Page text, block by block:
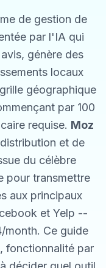
de gestion de
par l'IA qui
génère des
locaux
géographique
par 100
requise. Moz
et de
du célèbre
pour transmettre
aux principaux
et Yelp --
month. Ce guide
fonctionnalité par